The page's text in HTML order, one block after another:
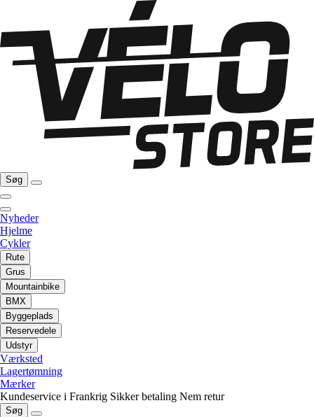
Søg
Nyheder
Hjelme
Cykler
Rute
Grus
Mountainbike
BMX
Byggeplads
Reservedele
Udstyr
Værksted
Lagertømning
Mærker
Kundeservice i Frankrig Sikker betaling Nem retur
Søg